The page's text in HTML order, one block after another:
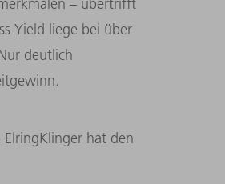
Yield liege bei über
deutlich
hat den